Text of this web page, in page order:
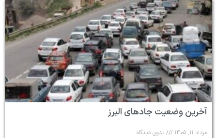
آخرین وضعیت جادهای البرز
مرداد ۱۱, ۱۴۰۵ بدون دیدگاه